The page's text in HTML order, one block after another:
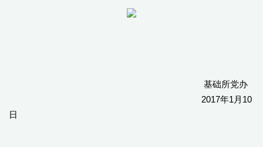
基础所党办
2017年1月10
日